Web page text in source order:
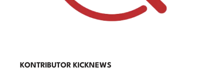
KONTRIBUTOR KICKNEWS